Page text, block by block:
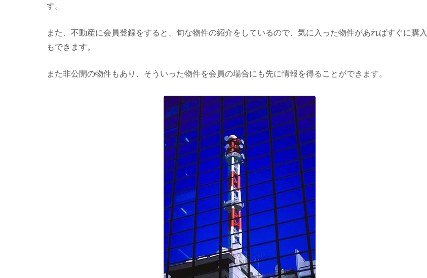
す。
また、不動産に会員登録をすると、旬な物件の紹介をしているので、気に入った物件があればすぐに購入
もできます。
また非公開の物件もあり、そういった物件を会員の場合にも先に情報を得ることができます。